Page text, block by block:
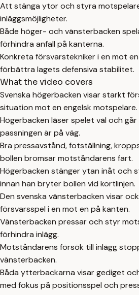
Att stänga ytor och styra
inläggsmöjligheter.
Både höger- och vänsterbacken
förhindra anfall på kanterna.
Konkreta försvarstekniker i en mot
förbättra lagets defensiva stabilitet.
What the video covers
Svenska högerbacken visar starkt
situation mot en engelsk motspelare.
Högerbacken läser spelet väl och
passningen är på väg.
Bra pressavstånd, fotställning,
bollen bromsar motståndarens fart.
Högerbacken stänger ytan inåt och
innan han bryter bollen vid kortlinjen.
Den svenska vänsterbacken visar
försvarsspel i en mot en på kanten.
Vänsterbacken pressar och styr
förhindra inlägg.
Motståndarens försök till inlägg
vänsterbacken.
Båda ytterbackarna visar gediget
med fokus på positionsspel och